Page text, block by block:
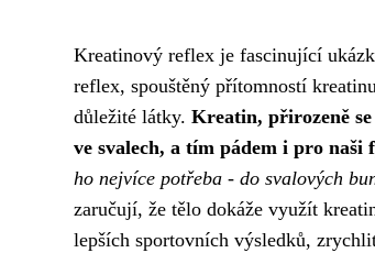
Kreatinový reflex je fascinující
reflex, spouštěný přítomností
důležité látky. Kreatin, přirozeně
ve svalech, a tím pádem i pro naši
ho nejvíce potřeba - do svalových
zaručují, že tělo dokáže využít
lepších sportovních výsledků,